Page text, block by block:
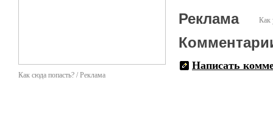
Как сюда попасть? / Реклама
Как
Реклама
Написать